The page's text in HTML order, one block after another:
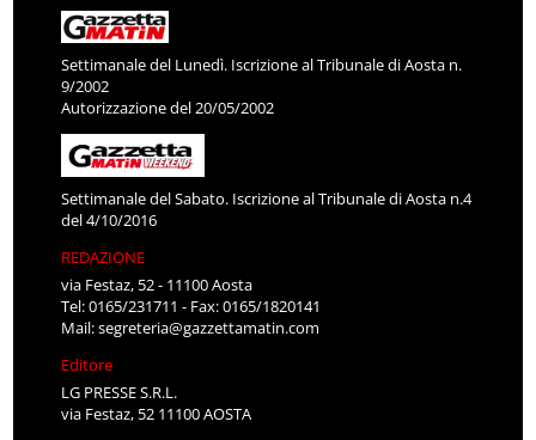
Settimanale del Lunedì. Iscrizione al Tribunale di Aosta n.
9/2002
Autorizzazione del 20/05/2002
Settimanale del Sabato. Iscrizione al Tribunale di Aosta n.4
del 4/10/2016
REDAZIONE
via Festaz, 52 - 11100 Aosta
Tel: 0165/231711 - Fax: 0165/1820141
Mail:segreteria@gazzettamatin.com
Editore
LG PRESSE S.R.L.
via Festaz, 52 11100 AOSTA